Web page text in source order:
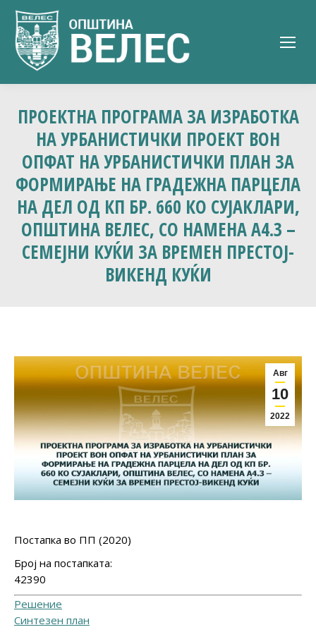
ПРОЕКТНА ПРОГРАМА ЗА ИЗРАБОТКА
НА УРБАНИСТИЧКИ ПРОЕКТ ВОН
OПФАТ НА УРБАНИСТИЧКИ ПЛАН ЗА
ФОРМИРАЊЕ НА ГРАДЕЖНА ПАРЦЕЛА
НА ДЕЛ ОД КП БР. 660 КО СУЈАКЛАРИ,
ОПШТИНА ВЕЛЕС, СO НАМЕНА А4.3 –
СЕМЕЈНИ КУЌИ ЗА ВРЕМЕН ПРЕСТOЈ-
ВИКЕНД КУЌИ
Авг
10
2022
Постапка во ПП (2020)
Број на постапката:
42390
Решение
Синтезен план